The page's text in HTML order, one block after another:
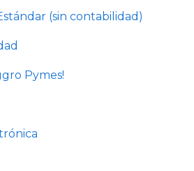
(sin contabilidad)
Pymes!